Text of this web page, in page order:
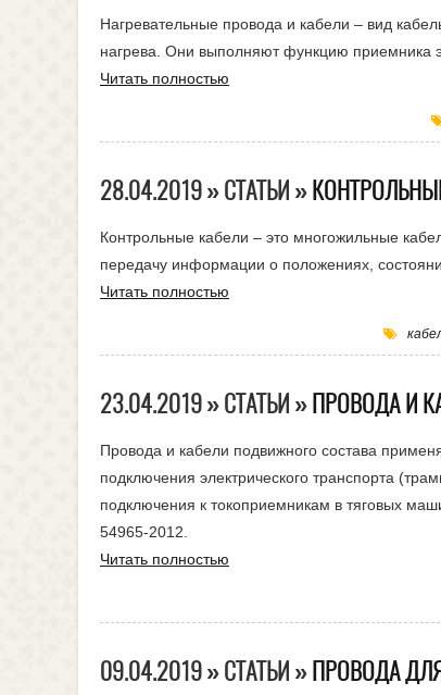
Нагревательные провода и кабели – вид
нагрева. Они выполняют функцию приемника
Читать полностью
28.04.2019 » СТАТЬИ »
Контрольные кабели – это многожильные
передачу информации о положениях,
Читать полностью
23.04.2019 » СТАТЬИ »ПРОВОДА И
Провода и кабели подвижного состава
подключения электрического транспорта
подключения к токоприемникам в тяговых
54965-2012.
Читать полностью
09.04.2019 » СТАТЬИ »ПРОВОДА